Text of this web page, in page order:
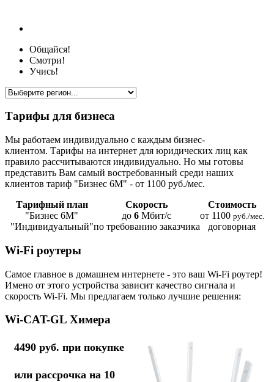
Общайся!
Смотри!
Учись!
Тарифы для бизнеса
Мы работаем индивидуально с каждым бизнес-
клиентом. Тарифы на интернет для юридических лиц как
правило рассчитываются индивидуально. Но мы готовы
представить Вам самый востребованный среди наших
клиентов тариф "Бизнес 6М" - от 1100 руб./мес.
Тарифный план
Скорость
Стоимость
"Бизнес 6М"
до 6 Мбит/с от 1100 руб./мес.
"Индивидуальный"по требованию заказчика договорная
Wi-Fi роутеры
Самое главное в домашнем интернете - это ваш Wi-Fi роутер!
Имено от этого устройства зависит качество сигнала и
скорость Wi-Fi. Мы предлагаем только лучшие решения:
Wi-CAT-GL Химера
4490 руб. при покупке
или рассрочка на 10